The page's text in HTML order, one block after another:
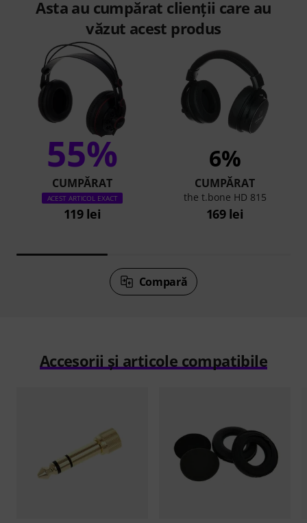
Asta au cumpărat clienții care au
văzut acest produs
55%
CUMPĂRAT
ACEST ARTICOL EXACT
119 lei
6%
CUMPĂRAT
the t.bone HD 815
169 lei
Compară
Accesorii și articole compatibile